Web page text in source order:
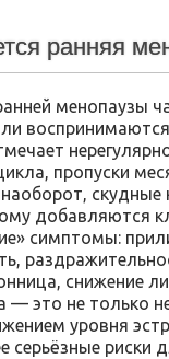
ранняя
менопаузы
пропуски
скудные
добавляются
симптомы:
снижение
— это не только
уровня
серьёзные риски